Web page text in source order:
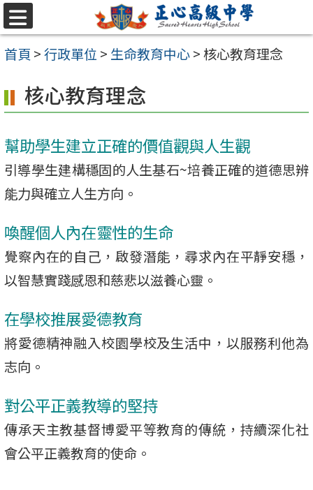
跳至主要內容區
選
單
首頁 >行政單位 > 生命教育中心>核心教育理念
核心教育理念
幫助學生建立正確的價值觀與人生觀
引導學生建構穩固的人生基石~培養正確的道德思辨
能力與確立人生方向。
喚醒個人內在靈性的生命
覺察內在的自己，啟發潛能，尋求內在平靜安穩，
以智慧實踐感恩和慈悲以滋養心靈。
在學校推展愛德教育
將愛德精神融入校園學校及生活中，以服務利他為
志向。
對公平正義教導的堅持
傳承天主教基督博愛平等教育的傳統，持續深化社
會公平正義教育的使命。